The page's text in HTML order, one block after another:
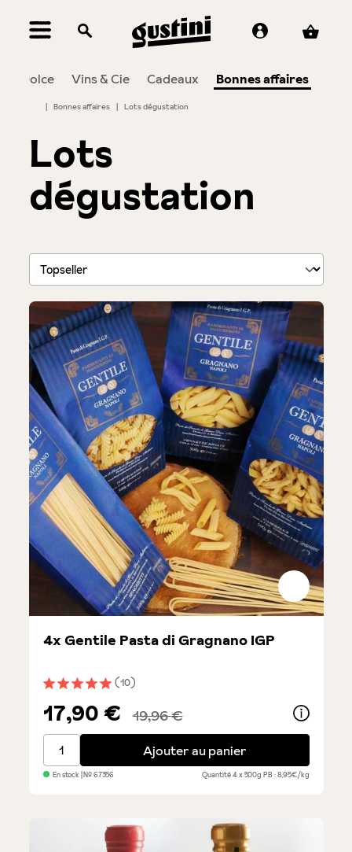
principal
Dolce Vins & Cie Cadeaux Bonnes affaires
| Bonnes affaires | Lots dégustation
Lots
dégustation
Note moyenne de 5 sur 5 étoiles
(10)
4x Gentile Pasta di Gragnano IGP
17,90 € 19,96 €
4x Gentile Pasta di Gragnano IGP
Ajouter au panier
En stock | №67356 Quantité4 x 500gPB : 8,95€/kg